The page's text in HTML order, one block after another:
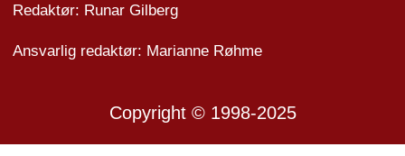
Redaktør: Runar Gilberg
Ansvarlig redaktør: Marianne Røhme
Copyright © 1998-2025